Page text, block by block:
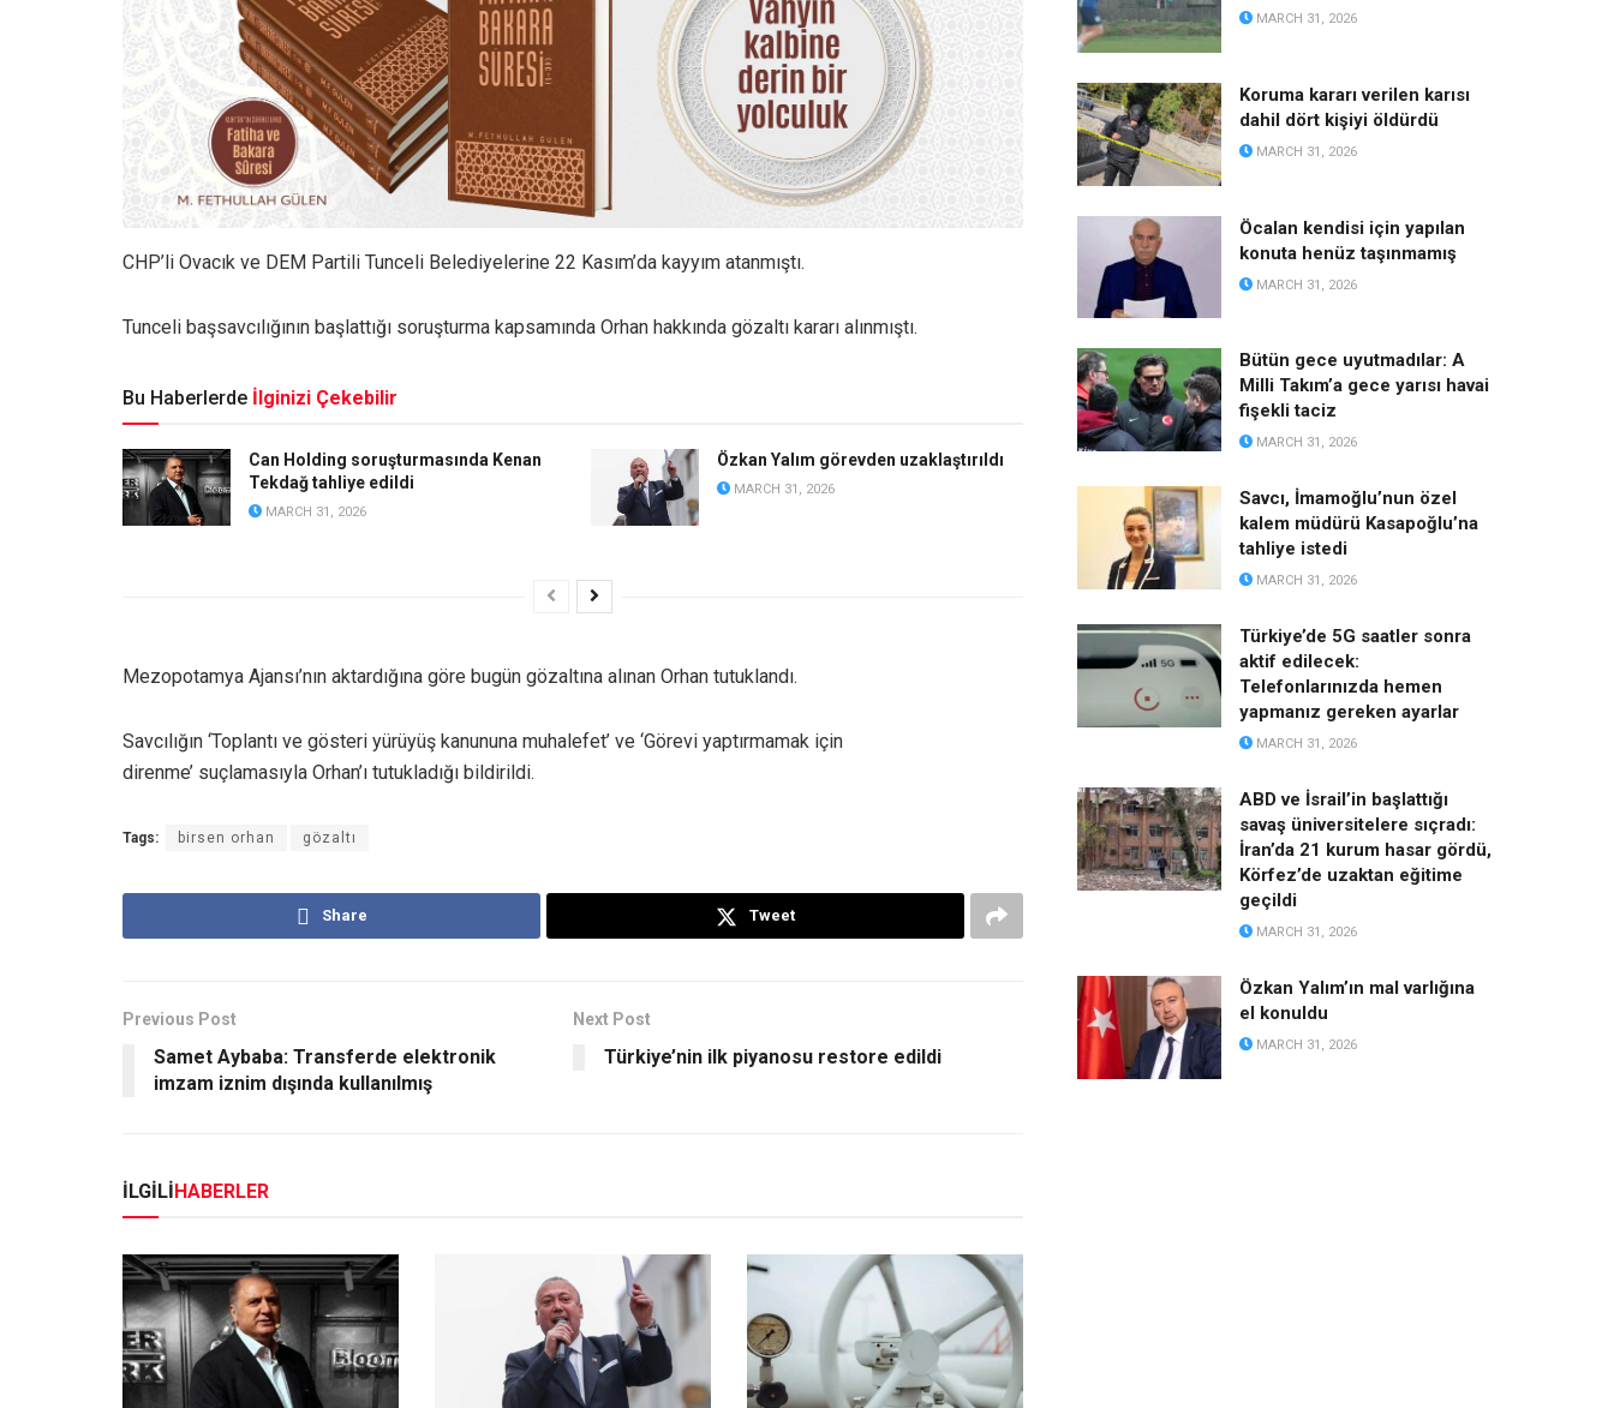
CHP’li Ovacık ve DEM Partili Tunceli Belediyelerine 22 Kasım’da kayyım atanmıştı.
Tunceli başsavcılığının başlattığı soruşturma kapsamında Orhan hakkında gözaltı kararı alınmıştı.
Bu Haberlerde İlginizi Çekebilir
Can Holding soruşturmasında Kenan
Tekdağ tahliye edildi
MARCH 31, 2026
Özkan Yalım görevden uzaklaştırıldı
MARCH 31, 2026
Mezopotamya Ajansı’nın aktardığına göre bugün gözaltına alınan Orhan tutuklandı.
Savcılığın ‘Toplantı ve gösteri yürüyüş kanununa muhalefet’ ve ‘Görevi yaptırmamak için
direnme’ suçlamasıyla Orhan’ı tutukladığı bildirildi.
Tags: birsen orhan gözaltı
Share Tweet
Previous Post
Samet Aybaba: Transferde elektronik
imzam iznim dışında kullanılmış
Next Post
Türkiye’nin ilk piyanosu restore edildi
İLGİLİHABERLER
MARCH 31, 2026
Koruma kararı verilen karısı
dahil dört kişiyi öldürdü
MARCH 31, 2026
Öcalan kendisi için yapılan
konuta henüz taşınmamış
MARCH 31, 2026
Bütün gece uyutmadılar: A
Milli Takım’a gece yarısı havai
fişekli taciz
MARCH 31, 2026
Savcı, İmamoğlu’nun özel
kalem müdürü Kasapoğlu’na
tahliye istedi
MARCH 31, 2026
Türkiye’de 5G saatler sonra
aktif edilecek:
Telefonlarınızda hemen
yapmanız gereken ayarlar
MARCH 31, 2026
ABD ve İsrail’in başlattığı
savaş üniversitelere sıçradı:
İran’da 21 kurum hasar gördü,
Körfez’de uzaktan eğitime
geçildi
MARCH 31, 2026
Özkan Yalım’ın mal varlığına
el konuldu
MARCH 31, 2026